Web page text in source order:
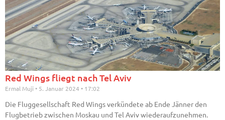
Red Wings fliegt nach Tel Aviv
Ermal Muji 5. Januar 2024 17:02
Die Fluggesellschaft Red Wings verkündete ab Ende Jänner den
Flugbetrieb zwischen Moskau und Tel Aviv wiederaufzunehmen.